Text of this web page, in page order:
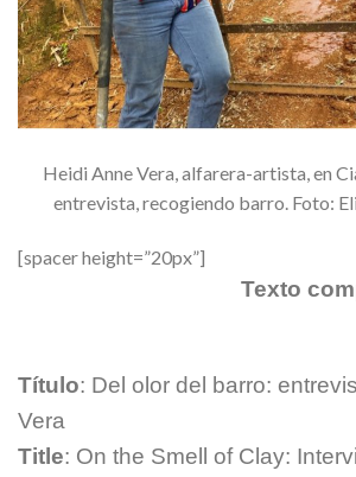
Heidi Anne Vera, alfarera-artista, en
entrevista, recogiendo barro. Foto:
[spacer height=”20px”]
Texto
Título: Del olor del barro:
Vera
Title: On the Smell of Clay: